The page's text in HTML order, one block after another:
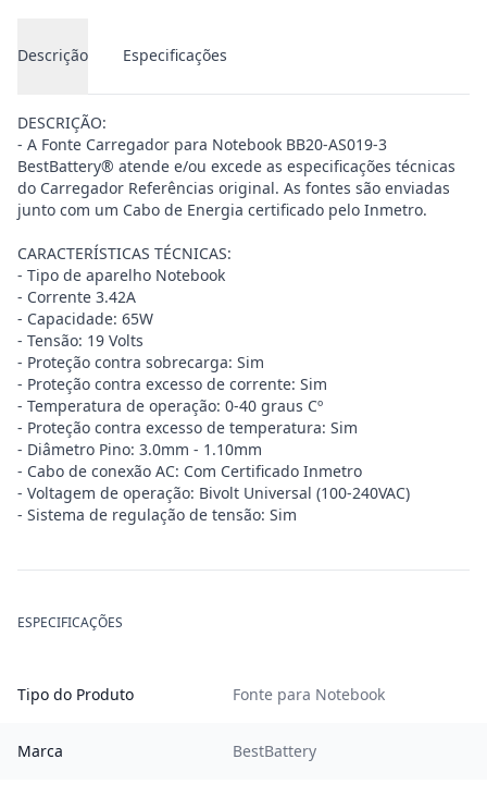
Descrição Especificações
DESCRIÇÃO:
- A Fonte Carregador para Notebook BB20-AS019-3
BestBattery® atende e/ou excede as especificações técnicas
do Carregador Referências original. As fontes são enviadas
junto com um Cabo de Energia certificado pelo Inmetro.
CARACTERÍSTICAS TÉCNICAS:
- Tipo de aparelho Notebook
- Corrente 3.42A
- Capacidade: 65W
- Tensão: 19 Volts
- Proteção contra sobrecarga: Sim
- Proteção contra excesso de corrente: Sim
- Temperatura de operação: 0-40 graus Cº
- Proteção contra excesso de temperatura: Sim
- Diâmetro Pino: 3.0mm - 1.10mm
- Cabo de conexão AC: Com Certificado Inmetro
- Voltagem de operação: Bivolt Universal (100-240VAC)
- Sistema de regulação de tensão: Sim
ESPECIFICAÇÕES
Tipo do Produto Fonte para Notebook
Marca BestBattery